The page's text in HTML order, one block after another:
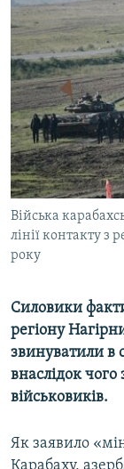
пошуку
ІНТЕРВ'Ю
ВСЕ ЗА ДЕНЬ
СПЕЦПРОЕКТИ
ДЕПОРТАЦІЯ
ВІДЕОУРОКИ
СВІДЧЕННЯ
УКРАЇНСЬКА
ІНФОГРАФІКА
ЯК ОБІЙТИ
Русский
Qırımtatar
ДОЛУЧАЙСЯ!
Усі сайти
Війська
лінії контакту з
року
Силовики
регіону
звинуватили в
внаслідок
військовиків.
Як заявило